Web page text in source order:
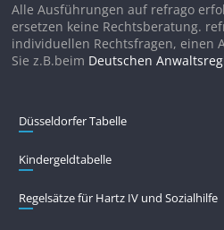
Alle Ausführungen auf refrago
ersetzen keine Rechtsberatung.
individuellen Rechtsfragen, einen
Sie z.B.beim Deutschen
Düsseldorfer Tabelle
Kindergeldtabelle
Regelsätze für Hartz IV und Sozialhilfe